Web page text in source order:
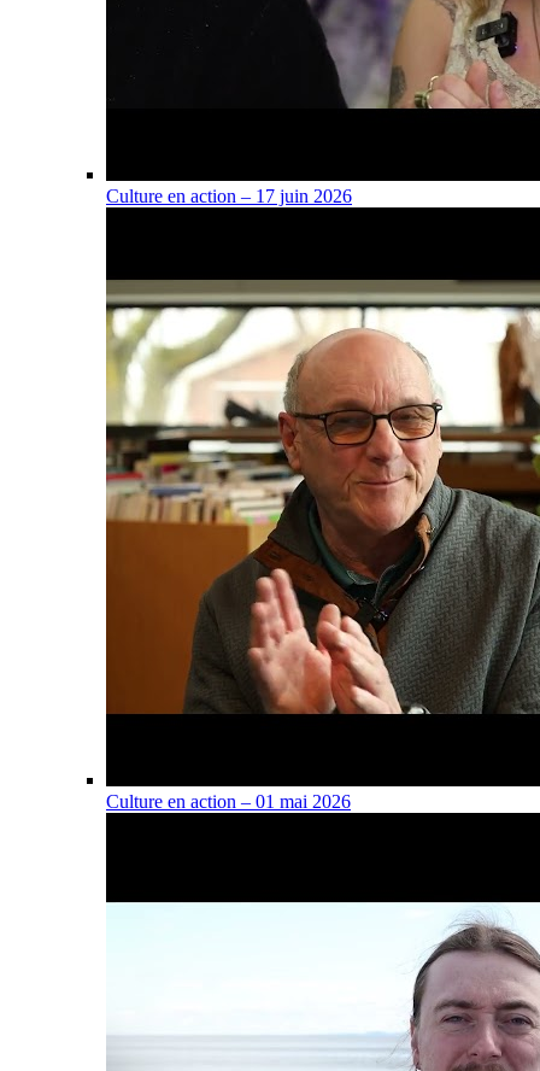
Culture en action – 17 juin 2026
Culture en action – 01 mai 2026